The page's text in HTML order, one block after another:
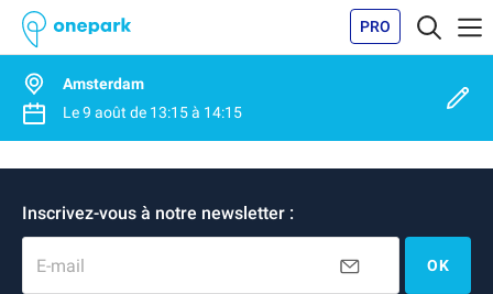
PRO
Amsterdam
Le9 août de 13:15à 14:15
Inscrivez-vous à notre newsletter :
E-mail OK